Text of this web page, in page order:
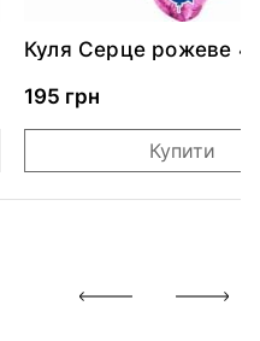
Куля Серце рожеве
195 грн
Купити